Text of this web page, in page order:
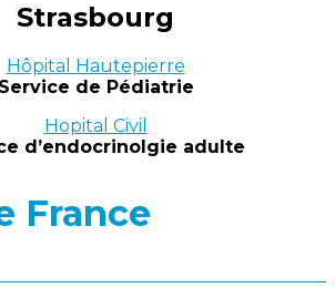
Strasbourg
Hôpital Hautepierre
Service de Pédiatrie
Hopital Civil
d’endocrinolgie adulte
France